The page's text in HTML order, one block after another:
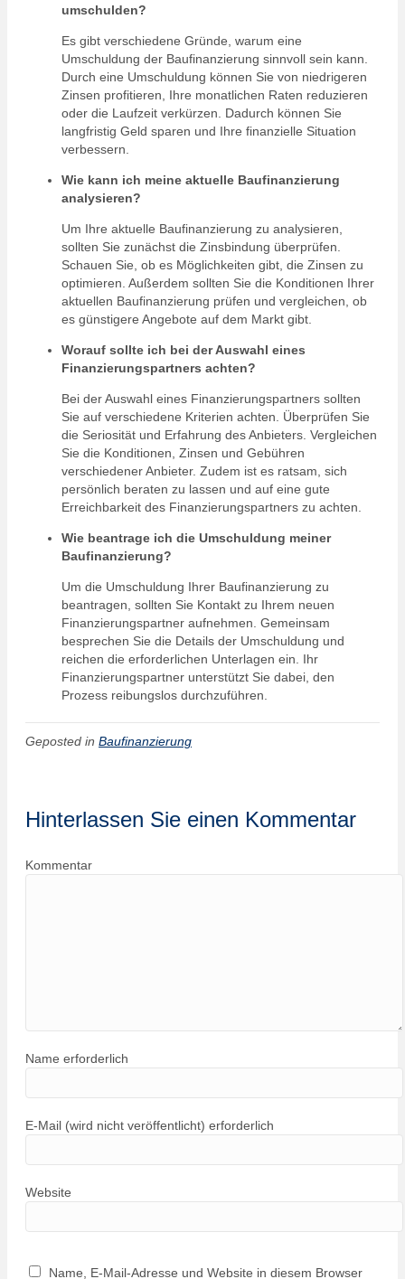
umschulden?
Es gibt verschiedene Gründe, warum eine
Umschuldung der Baufinanzierung sinnvoll sein kann.
Durch eine Umschuldung können Sie von niedrigeren
Zinsen profitieren, Ihre monatlichen Raten reduzieren
oder die Laufzeit verkürzen. Dadurch können Sie
langfristig Geld sparen und Ihre finanzielle Situation
verbessern.
Wie kann ich meine aktuelle Baufinanzierung
analysieren?
Um Ihre aktuelle Baufinanzierung zu analysieren,
sollten Sie zunächst die Zinsbindung überprüfen.
Schauen Sie, ob es Möglichkeiten gibt, die Zinsen zu
optimieren. Außerdem sollten Sie die Konditionen Ihrer
aktuellen Baufinanzierung prüfen und vergleichen, ob
es günstigere Angebote auf dem Markt gibt.
Worauf sollte ich bei der Auswahl eines
Finanzierungspartners achten?
Bei der Auswahl eines Finanzierungspartners sollten
Sie auf verschiedene Kriterien achten. Überprüfen Sie
die Seriosität und Erfahrung des Anbieters. Vergleichen
Sie die Konditionen, Zinsen und Gebühren
verschiedener Anbieter. Zudem ist es ratsam, sich
persönlich beraten zu lassen und auf eine gute
Erreichbarkeit des Finanzierungspartners zu achten.
Wie beantrage ich die Umschuldung meiner
Baufinanzierung?
Um die Umschuldung Ihrer Baufinanzierung zu
beantragen, sollten Sie Kontakt zu Ihrem neuen
Finanzierungspartner aufnehmen. Gemeinsam
besprechen Sie die Details der Umschuldung und
reichen die erforderlichen Unterlagen ein. Ihr
Finanzierungspartner unterstützt Sie dabei, den
Prozess reibungslos durchzuführen.
Geposted in Baufinanzierung
Hinterlassen Sie einen Kommentar
Kommentar
Name erforderlich
E-Mail (wird nicht veröffentlicht) erforderlich
Website
Name, E-Mail-Adresse und Website in diesem Browser